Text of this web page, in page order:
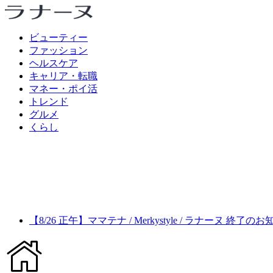
ビューティー
ファッション
ヘルスケア
キャリア・転職
マネー・ポイ活
トレンド
グルメ
くらし
【8/26 正午】ママテナ / Merkystyle / ラナーヌ 終了のお